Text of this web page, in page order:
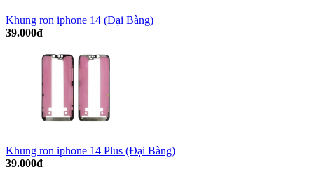
Khung ron iphone 14 (Đại Bàng)
39.000đ
Khung ron iphone 14 Plus (Đại Bàng)
39.000đ